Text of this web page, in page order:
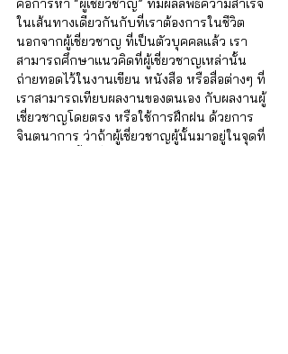
คือการหา “ผู้เชี่ยวชาญ” ที่มีผลลัพธ์ความสำเร็จ
ในเส้นทางเดียวกันกับที่เราต้องการในชีวิต
นอกจากผู้เชี่ยวชาญ ที่เป็นตัวบุคคลแล้ว เรา
สามารถศึกษาแนวคิดที่ผู้เชี่ยวชาญเหล่านั้น
ถ่ายทอดไว้ในงานเขียน หนังสือ หรือสื่อต่างๆ ที่
เราสามารถเทียบผลงานของตนเอง กับผลงานผู้
เชี่ยวชาญโดยตรง หรือใช้การฝึกฝน ด้วยการ
จินตนาการ ว่าถ้าผู้เชี่ยวชาญผู้นั้นมาอยู่ในจุดที่